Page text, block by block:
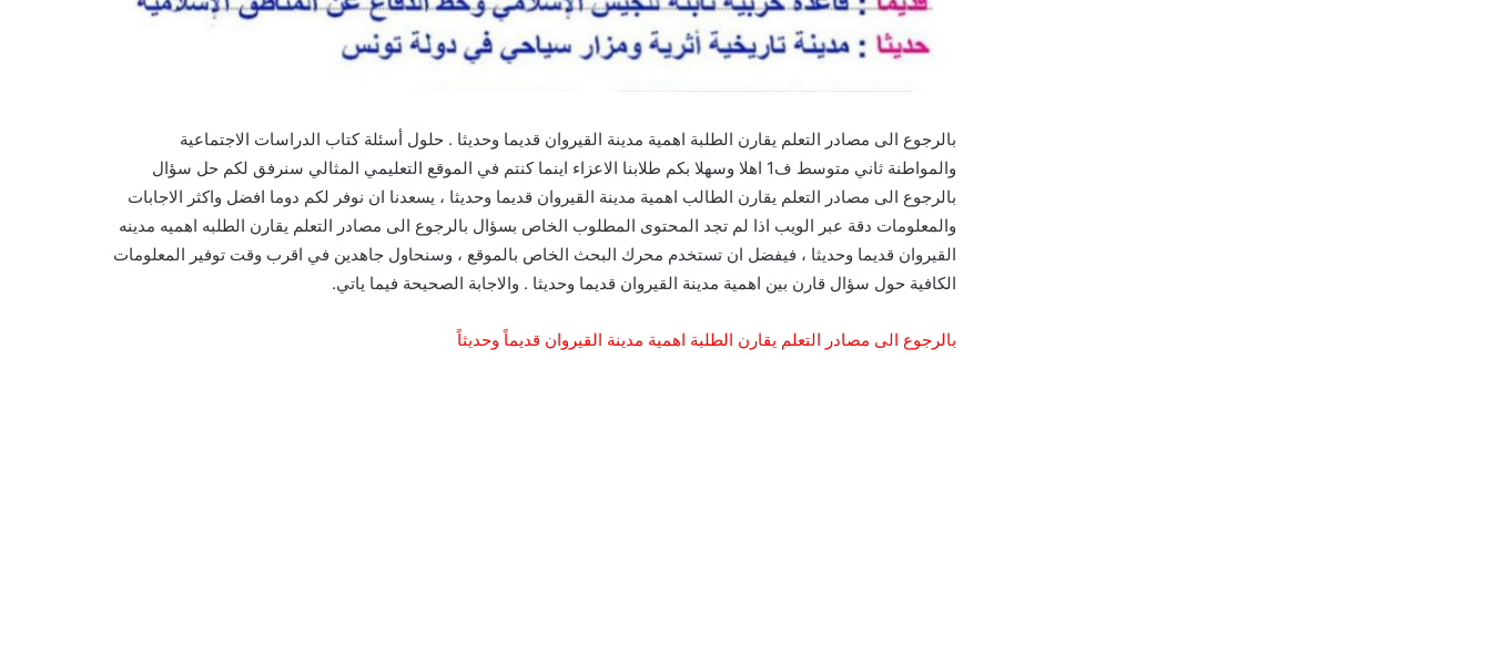
بالرجوع الى مصادر التعلم يقارن الطلبة اهمية مدينة القيروان قديما وحديثا . حلول أسئلة كتاب الدراسات الاجتماعية
والمواطنة ثاني متوسط ف1 اهلا وسهلا بكم طلابنا الاعزاء اينما كنتم في الموقع التعليمي المثالي سنرفق لكم حل سؤال
بالرجوع الى مصادر التعلم يقارن الطالب اهمية مدينة القيروان قديما وحديثا ، يسعدنا ان نوفر لكم دوما افضل واكثر الاجابات
والمعلومات دقة عبر الويب اذا لم تجد المحتوى المطلوب الخاص بسؤال بالرجوع الى مصادر التعلم يقارن الطلبه اهميه مدينه
القيروان قديما وحديثا ، فيفضل ان تستخدم محرك البحث الخاص بالموقع ، وسنحاول جاهدين في اقرب وقت توفير المعلومات
الكافية حول سؤال قارن بين اهمية مدينة القيروان قديما وحديثا . والاجابة الصحيحة فيما ياتي.
بالرجوع الى مصادر التعلم يقارن الطلبة اهمية مدينة القيروان قديماً وحديثاً